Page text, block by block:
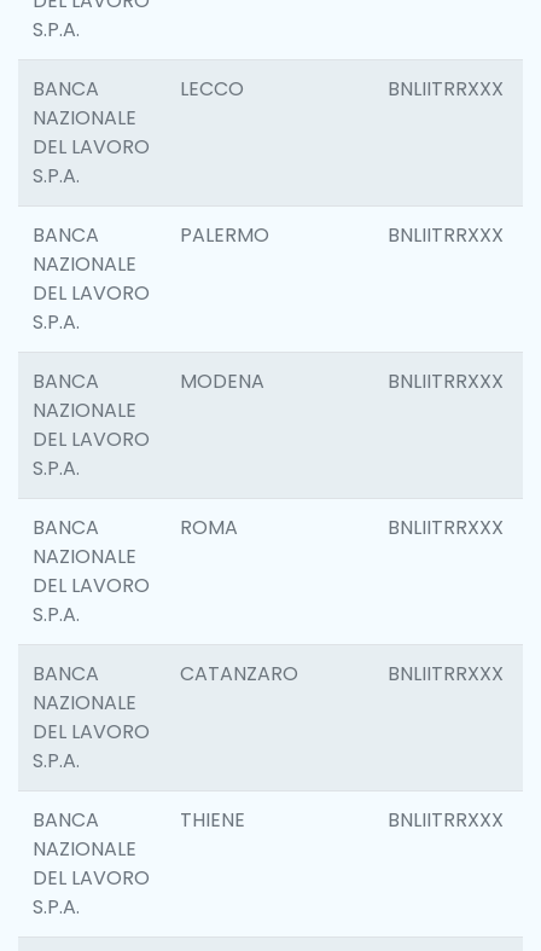
S.P.A.
BANCA
NAZIONALE
DEL LAVORO
S.P.A.
LECCO BNLIITRRXXX
BANCA
NAZIONALE
DEL LAVORO
S.P.A.
PALERMO BNLIITRRXXX
BANCA
NAZIONALE
DEL LAVORO
S.P.A.
MODENA BNLIITRRXXX
BANCA
NAZIONALE
DEL LAVORO
S.P.A.
ROMA BNLIITRRXXX
BANCA
NAZIONALE
DEL LAVORO
S.P.A.
CATANZARO BNLIITRRXXX
BANCA
NAZIONALE
DEL LAVORO
S.P.A.
THIENE BNLIITRRXXX